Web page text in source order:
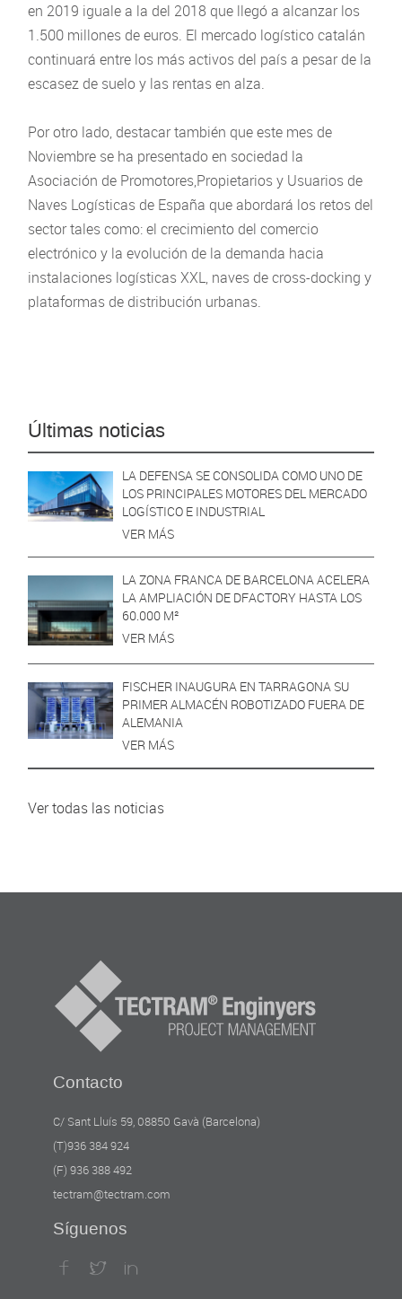
en 2019 iguale a la del 2018 que llegó a alcanzar los
1.500 millones de euros. El mercado logístico catalán
continuará entre los más activos del país a pesar de la
escasez de suelo y las rentas en alza.
Por otro lado, destacar también que este mes de
Noviembre se ha presentado en sociedad la
Asociación de Promotores,Propietarios y Usuarios de
Naves Logísticas de España que abordará los retos del
sector tales como: el crecimiento del comercio
electrónico y la evolución de la demanda hacia
instalaciones logísticas XXL, naves de cross-docking y
plataformas de distribución urbanas.
Últimas noticias
LA DEFENSA SE CONSOLIDA COMO UNO DE
LOS PRINCIPALES MOTORES DEL MERCADO
LOGÍSTICO E INDUSTRIAL
VER MÁS
LA ZONA FRANCA DE BARCELONA ACELERA
LA AMPLIACIÓN DE DFACTORY HASTA LOS
60.000 M²
VER MÁS
FISCHER INAUGURA EN TARRAGONA SU
PRIMER ALMACÉN ROBOTIZADO FUERA DE
ALEMANIA
VER MÁS
Ver todas las noticias
Contacto
C/ Sant Lluís 59, 08850 Gavà (Barcelona)
(T)936 384 924
(F) 936 388 492
tectram@tectram.com
Síguenos